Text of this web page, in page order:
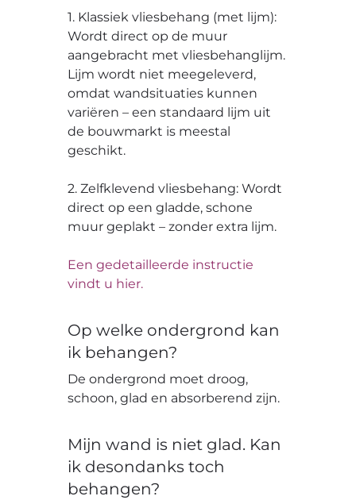
1. Klassiek vliesbehang (met lijm):
Wordt direct op de muur
aangebracht met vliesbehanglijm.
Lijm wordt niet meegeleverd,
omdat wandsituaties kunnen
variëren – een standaard lijm uit
de bouwmarkt is meestal
geschikt.
2. Zelfklevend vliesbehang: Wordt
direct op een gladde, schone
muur geplakt – zonder extra lijm.
Een gedetailleerde instructie
vindt u hier.
Op welke ondergrond kan
ik behangen?
De ondergrond moet droog,
schoon, glad en absorberend zijn.
Mijn wand is niet glad. Kan
ik desondanks toch
behangen?